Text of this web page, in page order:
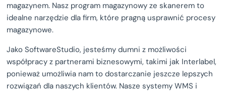
magazynem. Nasz program magazynowy ze skanerem to
idealne narzędzie dla firm, które pragną usprawnić procesy
magazynowe.
Jako SoftwareStudio, jesteśmy dumni z możliwości
współpracy z partnerami biznesowymi, takimi jak Interlabel,
ponieważ umożliwia nam to dostarczanie jeszcze lepszych
rozwiązań dla naszych klientów. Nasze systemy WMS i